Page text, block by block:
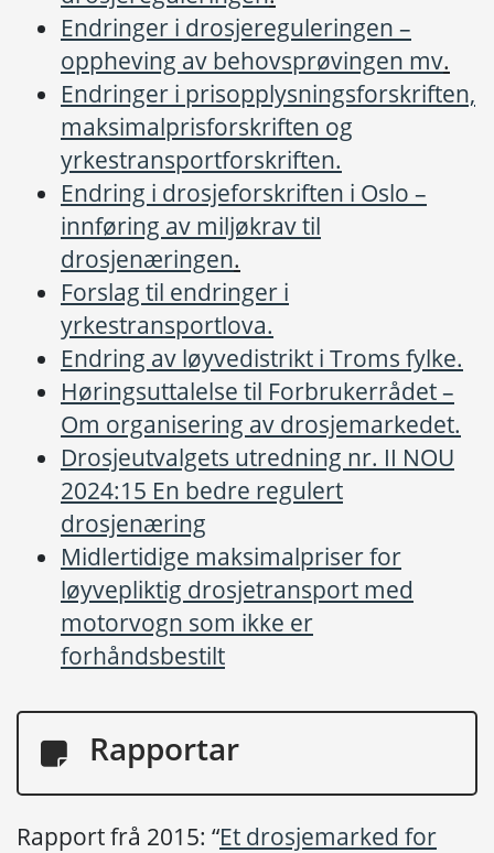
Endringer i drosjereguleringen –
oppheving av behovsprøvingen mv.
Endringer i prisopplysningsforskriften,
maksimalprisforskriften og
yrkestransportforskriften.
Endring i drosjeforskriften i Oslo –
innføring av miljøkrav til
drosjenæringen.
Forslag til endringer i
yrkestransportlova.
Endring av løyvedistrikt i Troms fylke.
Høringsuttalelse til Forbrukerrådet –
Om organisering av drosjemarkedet.
Drosjeutvalgets utredning nr. II NOU
2024:15 En bedre regulert
drosjenæring
Midlertidige maksimalpriser for
løyvepliktig drosjetransport med
motorvogn som ikke er
forhåndsbestilt
Rapportar
Rapport frå 2015: “Et drosjemarked for